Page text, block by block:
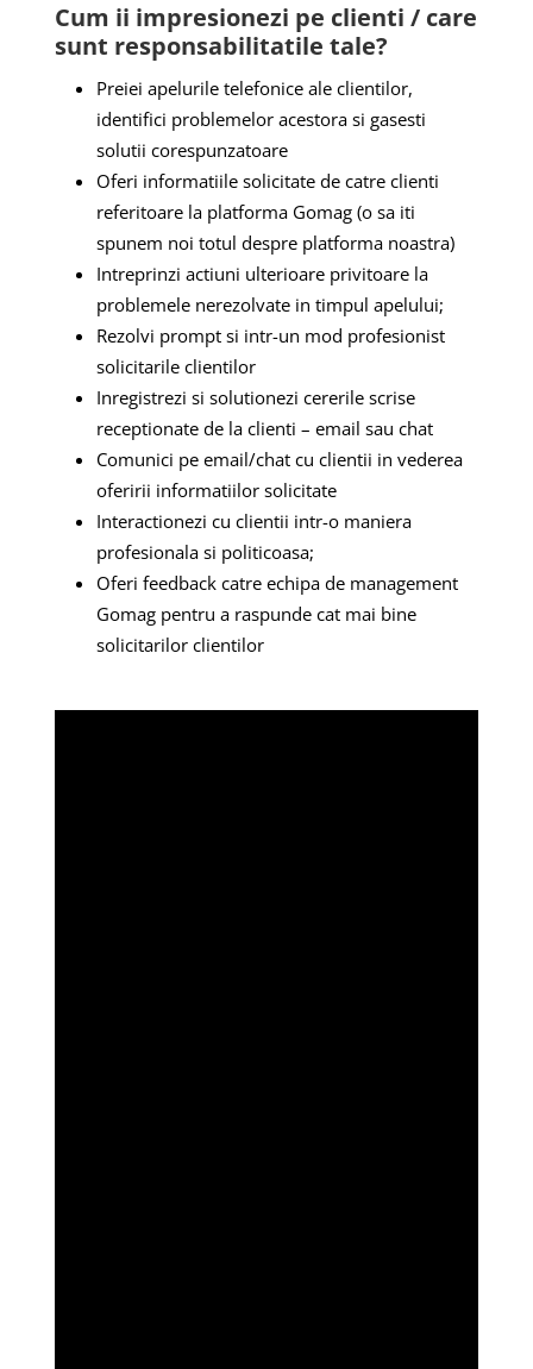
Cum ii impresionezi pe clienti / care
sunt responsabilitatile tale?
Preiei apelurile telefonice ale clientilor,
identifici problemelor acestora si gasesti
solutii corespunzatoare
Oferi informatiile solicitate de catre clienti
referitoare la platforma Gomag (o sa iti
spunem noi totul despre platforma noastra)
Intreprinzi actiuni ulterioare privitoare la
problemele nerezolvate in timpul apelului;
Rezolvi prompt si intr-un mod profesionist
solicitarile clientilor
Inregistrezi si solutionezi cererile scrise
receptionate de la clienti – email sau chat
Comunici pe email/chat cu clientii in vederea
oferirii informatiilor solicitate
Interactionezi cu clientii intr-o maniera
profesionala si politicoasa;
Oferi feedback catre echipa de management
Gomag pentru a raspunde cat mai bine
solicitarilor clientilor